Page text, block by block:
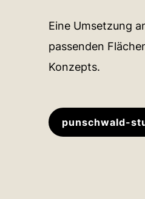
Eine Umsetzung
passenden
Konzepts.
punschwald-